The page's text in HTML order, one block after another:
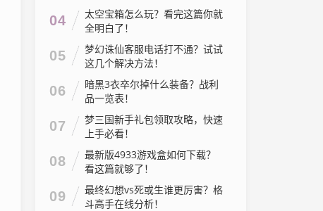
04
太空宝箱怎么玩？看完这篇你就
全明白了！
05
梦幻诛仙客服电话打不通？试试
这几个解决方法！
06
暗黑3衣卒尔掉什么装备？战利
品一览表！
07
梦三国新手礼包领取攻略，快速
上手必看！
08
最新版4933游戏盒如何下载？
看这篇就够了！
09
最终幻想vs死或生谁更厉害？格
斗高手在线分析！